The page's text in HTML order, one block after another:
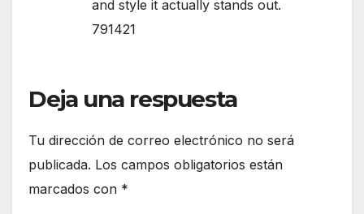
and style it actually stands out.
791421
Deja una respuesta
Tu dirección de correo electrónico no será
publicada. Los campos obligatorios están
marcados con *